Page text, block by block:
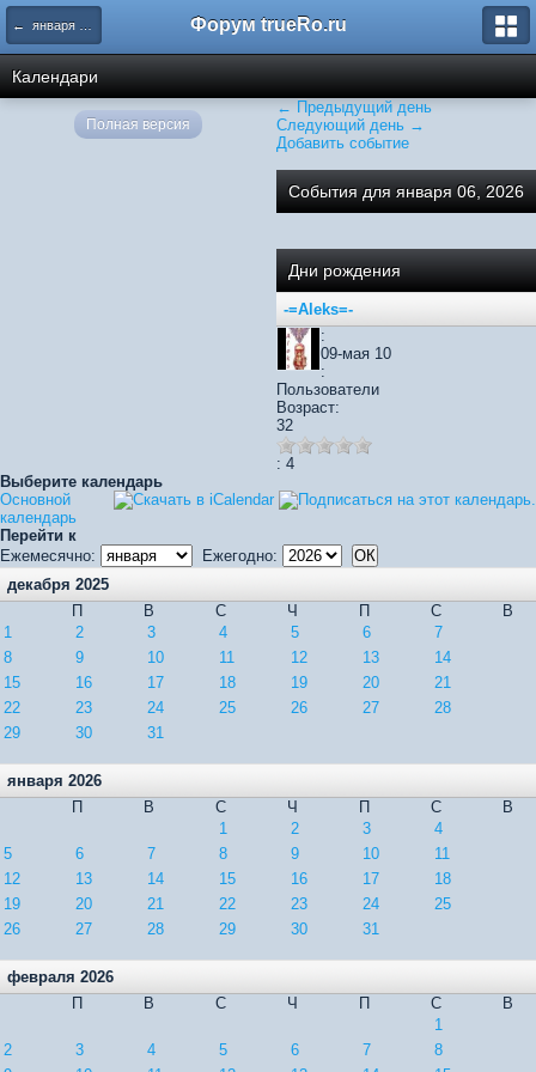
← января 2026 Форум trueRo.ru
Календари
← Предыдущий день
Следующий день →
Добавить событие
События для января 06, 2026
Дни рождения
-=Aleks=-
:
09-мая 10
:
Пользователи
Возраст:
32
: 4
Выберите календарь
Основной
календарь
Перейти к
Ежемесячно:
Ежегодно:
декабря 2025
П
В С Ч П С
В
1
2 3 4 5 6
7
8
9 10 11 12 13
14
15
16 17 18 19 20
21
22
23 24 25 26 27
28
29
30 31
января 2026
П
В С Ч П С
В
1
2 3
4
5
6 7 8 9 10
11
12
13 14 15 16 17
18
19
20 21 22 23 24
25
26
27 28 29 30 31
февраля 2026
П
В С Ч П С
В
1
2
3 4 5 6 7
8
Полная версия